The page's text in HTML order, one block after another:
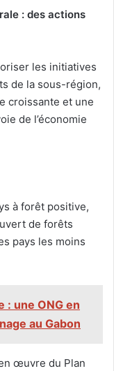
: des actions
les initiatives
de la sous-région,
croissante et une
de l’économie
à forêt positive,
de forêts
pays les moins
: une ONG en
au Gabon
œuvre du Plan